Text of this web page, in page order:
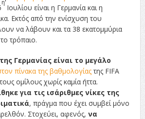
η
Ιουλίου είναι η Γερμανία και η
Εκτός από την ενίσχυση του
να λάβουν και τα 38 εκατομμύρια
τρόπαιο.
Γερμανίας είναι το μεγάλο
πίνακα της βαθμολογίαςτης FIFA
ομίλους χωρίς καμία ήττα.
για τις ισάριθμες νίκες της
, πράγμα που έχει συμβεί μόνο
Στοχεύει, αφενός, να